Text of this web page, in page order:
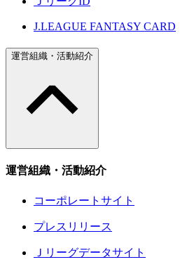
J.LEAGUE FANTASY CARD
運営組織・活動紹介
運営組織・活動紹介
コーポレートサイト
プレスリリース
Ｊリーグデータサイト